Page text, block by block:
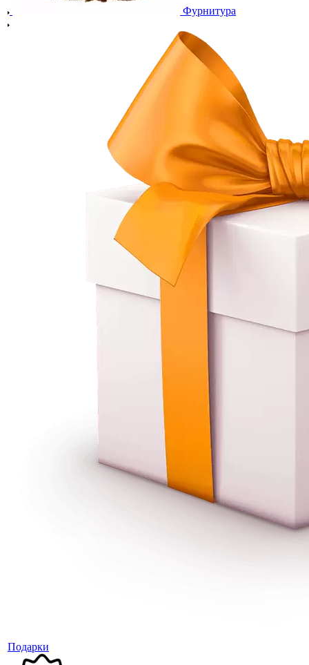
Фурнитура
Подарки